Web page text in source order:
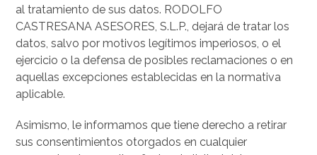
al tratamiento de sus datos. RODOLFO
CASTRESANA ASESORES, S.L.P., dejará de tratar los
datos, salvo por motivos legítimos imperiosos, o el
ejercicio o la defensa de posibles reclamaciones o en
aquellas excepciones establecidas en la normativa
aplicable.
Asimismo, le informamos que tiene derecho a retirar
sus consentimientos otorgados en cualquier